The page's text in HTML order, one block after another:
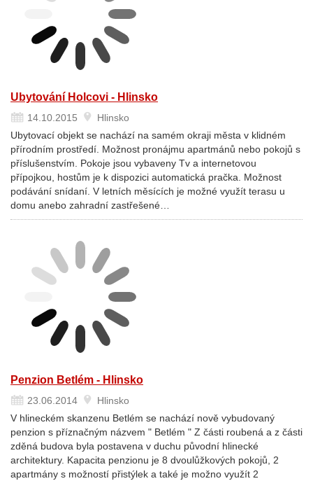
Ubytování Holcovi - Hlinsko
14.10.2015
Hlinsko
Ubytovací objekt se nachází na samém okraji města v klidném
přírodním prostředí. Možnost pronájmu apartmánů nebo pokojů s
příslušenstvím. Pokoje jsou vybaveny Tv a internetovou
přípojkou, hostům je k dispozici automatická pračka. Možnost
podávání snídaní. V letních měsících je možné využít terasu u
domu anebo zahradní zastřešené…
Penzion Betlém - Hlinsko
23.06.2014
Hlinsko
V hlineckém skanzenu Betlém se nachází nově vybudovaný
penzion s příznačným názvem " Betlém " Z části roubená a z části
zděná budova byla postavena v duchu původní hlinecké
architektury. Kapacita penzionu je 8 dvoulůžkových pokojů, 2
apartmány s možností přistýlek a také je možno využít 2